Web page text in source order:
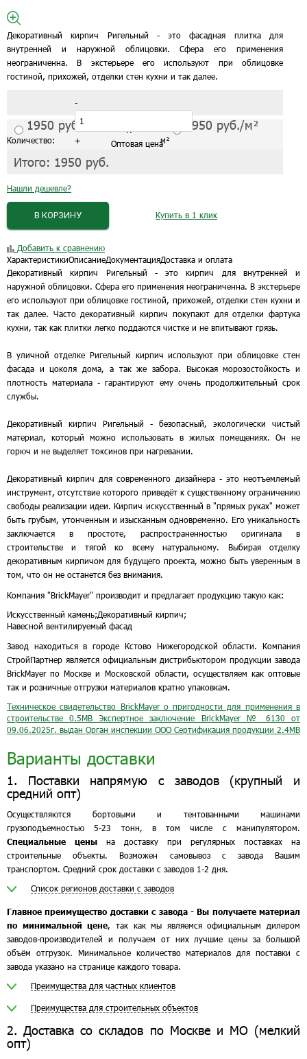
Декоративный кирпич Ригельный - это фасадная плитка для
внутренней и наружной облицовки. Сфера его применения
неограниченна. В экстерьере его используют при облицовке
гостиной, прихожей, отделки стен кухни и так далее.
Количество:
-
+ м²
1950 руб./м² 1950 руб./м²
Оптовая цена
Итого: 1950 руб.
Нашли дешевле?
Купить в 1 клик
В КОРЗИНУ
Добавить к сравнению
ХарактеристикиОписаниеДокументацияДоставка и оплата
Декоративный кирпич Ригельный - это кирпич для внутренней и
наружной облицовки. Сфера его применения неограниченна. В экстерьере
его используют при облицовке гостиной, прихожей, отделки стен кухни и
так далее. Часто декоративный кирпич покупают для отделки фартука
кухни, так как плитки легко поддаются чистке и не впитывают грязь.
В уличной отделке Ригельный кирпич используют при облицовке стен
фасада и цоколя дома, а так же забора. Высокая морозостойкость и
плотность материала - гарантируют ему очень продолжительный срок
службы.
Декоративный кирпич Ригельный - безопасный, экологически чистый
материал, который можно использовать в жилых помещениях. Он не
горюч и не выделяет токсинов при нагревании.
Декоративный кирпич для современного дизайнера - это неотъемлемый
инструмент, отсутствие которого приведёт к существенному ограничению
свободы реализации идеи. Кирпич искусственный в "прямых руках" может
быть грубым, утонченным и изысканным одновременно. Его уникальность
заключается в простоте, распространенностью оригинала в
строительстве и тягой ко всему натуральному. Выбирая отделку
декоративным кирпичом для будущего проекта, можно быть уверенным в
том, что он не останется без внимания.
Компания "BrickMayer" производит и предлагает продукцию такую как:
Искусственный камень;Декоративный кирпич;
Навесной вентилируемый фасад
Завод находиться в городе Кстово Нижегородской области. Компания
СтройПартнер является официальным дистрибьютором продукции завода
BrickMayer по Москве и Московской области, осуществляем как оптовые
так и розничные отгрузки материалов кратно упаковкам.
Техническое свидетельство BrickMayer о пригодности для применения в
строительстве
0.5MBЭкспертное заключение BrickMayer № 6130 от
09.06.2025г. выдан Орган инспекции ООО Сертификация продукции 2.4MB
Варианты доставки
1. Поставки напрямую с заводов (крупный и
средний опт)
Осуществляются бортовыми и тентованными машинами
грузоподъемностью 5-23 тонн, в том числе с манипулятором.
Специальные цены на доставку при регулярных поставках на
строительные объекты. Возможен самовывоз с завода Вашим
транспортом. Средний срок доставки с заводов 1-2 дня.
Список регионов доставки с заводов
Главное преимущество доставки с завода - Вы получаете материал
по минимальной цене, так как мы являемся официальным дилером
заводов-производителей и получаем от них лучшие цены за большой
объём отгрузок. Минимальное количество материалов для поставки с
завода указано на странице каждого товара.
Преимущества для частных клиентов
Преимущества для строительных объектов
2. Доставка со складов по Москве и МО (мелкий
опт)